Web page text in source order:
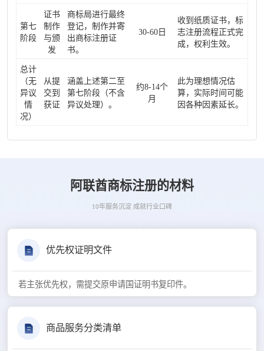
第七
阶段
证书
制作
与颁
发
商标局进行最终
登记，制作并寄
出商标注册证
书。
30-60日
收到纸质证书，标
志注册流程正式完
成，权利生效。
总计
（无
异议
情
况）
从提
交到
获证
涵盖上述第二至
第七阶段（不含
异议处理）。
约8-14个
月
此为理想情况估
算，实际时间可能
因各种因素延长。
阿联酋商标注册的材料
10年服务沉淀 成就行业口碑
优先权证明文件
若主张优先权，需提交原申请国证明书复印件。
商品服务分类清单